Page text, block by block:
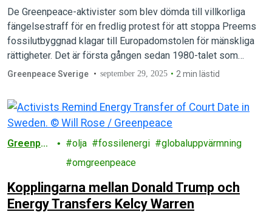
De Greenpeace-aktivister som blev dömda till villkorliga
fängelsestraff för en fredlig protest för att stoppa Preems
fossilutbyggnad klagar till Europadomstolen för mänskliga
rättigheter. Det är första gången sedan 1980-talet som…
Greenpeace Sverige september 29, 2025 2 min lästid
Greenpe
olja fossilenergi
globaluppvärmning
omgreenpeace
Kopplingarna mellan Donald Trump och
Energy Transfers Kelcy Warren